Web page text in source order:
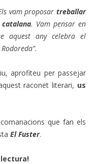
vam proposartreballar
. Vam pensar en
aquest any celebra el
aprofiteu per passejar
raconet literari, us
que fan els
El Fuster.